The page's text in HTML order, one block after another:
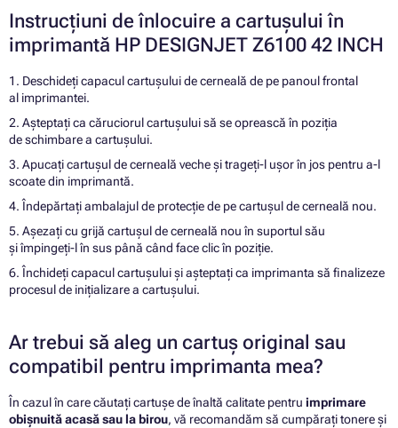
Instrucțiuni de înlocuire a cartușului în
imprimantă HP DESIGNJET Z6100 42 INCH
1. Deschideți capacul cartușului de cerneală de pe panoul frontal
al imprimantei.
2. Așteptați ca căruciorul cartușului să se oprească în poziția
de schimbare a cartușului.
3. Apucați cartușul de cerneală veche și trageți-l ușor în jos pentru a-l
scoate din imprimantă.
4. Îndepărtați ambalajul de protecție de pe cartușul de cerneală nou.
5. Așezați cu grijă cartușul de cerneală nou în suportul său
și împingeți-l în sus până când face clic în poziție.
6. Închideți capacul cartușului și așteptați ca imprimanta să finalizeze
procesul de inițializare a cartușului.
Ar trebui să aleg un cartuș original sau
compatibil pentru imprimanta mea?
În cazul în care căutați cartușe de înaltă calitate pentru imprimare
obișnuită acasă sau la birou, vă recomandăm să cumpărați tonere și